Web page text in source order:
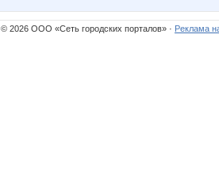
© 2026 ООО «Сеть городских порталов» · Реклама